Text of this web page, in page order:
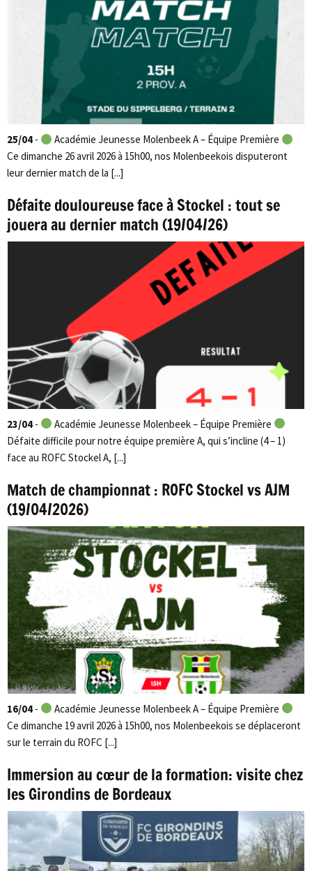
25/04 -
Académie Jeunesse Molenbeek A – Équipe Première
Ce dimanche 26 avril 2026 à 15h00, nos Molenbeekois disputeront
leur dernier match de la [...]
Défaite douloureuse face à Stockel : tout se
jouera au dernier match (19/04/26)
23/04 -
Académie Jeunesse Molenbeek – Équipe Première
Défaite difficile pour notre équipe première A, qui s’incline (4 – 1)
face au ROFC Stockel A, [...]
Match de championnat : ROFC Stockel vs AJM
(19/04/2026)
16/04 -
Académie Jeunesse Molenbeek A – Équipe Première
Ce dimanche 19 avril 2026 à 15h00, nos Molenbeekois se déplaceront
sur le terrain du ROFC [...]
Immersion au cœur de la formation: visite chez
les Girondins de Bordeaux